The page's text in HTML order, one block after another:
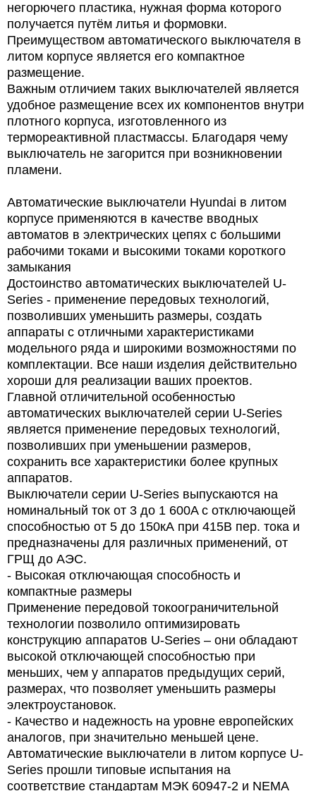
негорючего пластика, нужная форма которого
получается путём литья и формовки.
Преимуществом автоматического выключателя в
литом корпусе является его компактное
размещение.
Важным отличием таких выключателей является
удобное размещение всех их компонентов внутри
плотного корпуса, изготовленного из
термореактивной пластмассы. Благодаря чему
выключатель не загорится при возникновении
пламени.
Автоматические выключатели Hyundai в литом
корпусе применяются в качестве вводных
автоматов в электрических цепях с большими
рабочими токами и высокими токами короткого
замыкания
Достоинство автоматических выключателей U-
Series - применение передовых технологий,
позволивших уменьшить размеры, создать
аппараты с отличными характеристиками
модельного ряда и широкими возможностями по
комплектации. Все наши изделия действительно
хороши для реализации ваших проектов.
Главной отличительной особенностью
автоматических выключателей серии U-Series
является применение передовых технологий,
позволивших при уменьшении размеров,
сохранить все характеристики более крупных
аппаратов.
Выключатели серии U-Series выпускаются на
номинальный ток от 3 до 1 600A с отключающей
способностью от 5 до 150кА при 415В пер. тока и
предназначены для различных применений, от
ГРЩ до АЭС.
- Высокая отключающая способность и
компактные размеры
Применение передовой токоограничительной
технологии позволило оптимизировать
конструкцию аппаратов U-Series – они обладают
высокой отключающей способностью при
меньших, чем у аппаратов предыдущих серий,
размерах, что позволяет уменьшить размеры
электроустановок.
- Качество и надежность на уровне европейских
аналогов, при значительно меньшей цене.
Автоматические выключатели в литом корпусе U-
Series прошли типовые испытания на
соответствие стандартам МЭК 60947-2 и NEMA